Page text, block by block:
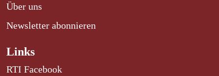
Über uns
Newsletter abonnieren
Links
RTI Facebook